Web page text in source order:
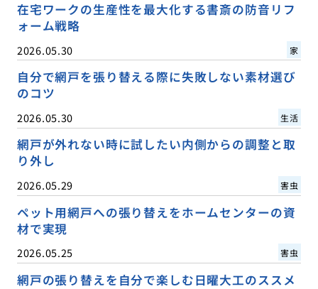
在宅ワークの生産性を最大化する書斎の防音リフ
ォーム戦略
2026.05.30 家
自分で網戸を張り替える際に失敗しない素材選び
のコツ
2026.05.30 生活
網戸が外れない時に試したい内側からの調整と取
り外し
2026.05.29 害虫
ペット用網戸への張り替えをホームセンターの資
材で実現
2026.05.25 害虫
網戸の張り替えを自分で楽しむ日曜大工のススメ